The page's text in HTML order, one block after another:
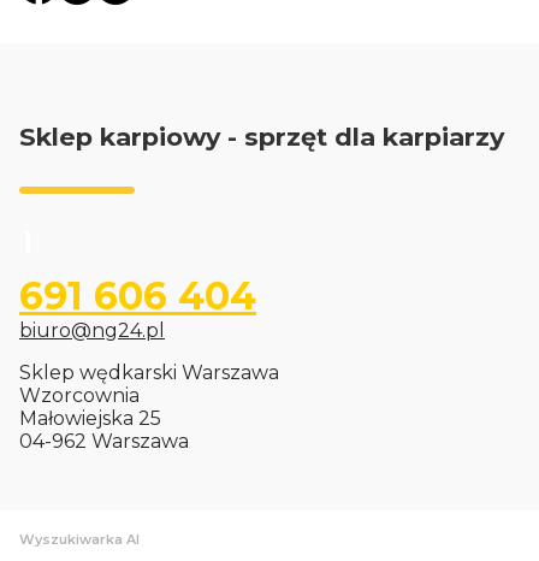
Sklep karpiowy - sprzęt dla karpiarzy
691 606 404
biuro@ng24.pl
Sklep wędkarski Warszawa
Wzorcownia
Małowiejska 25
04-962 Warszawa
Wyszukiwarka AI